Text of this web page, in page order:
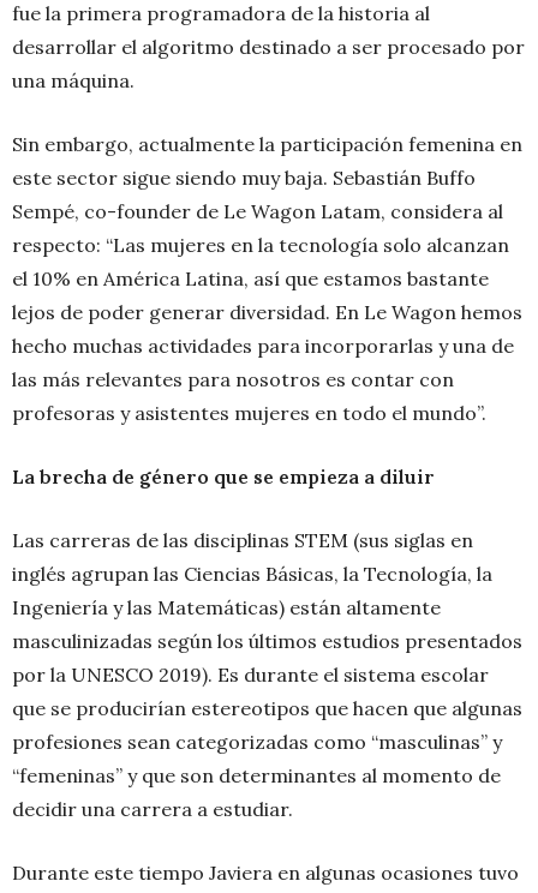
fue la primera programadora de la historia al
desarrollar el algoritmo destinado a ser procesado por
una máquina.
Sin embargo, actualmente la participación femenina en
este sector sigue siendo muy baja. Sebastián Buffo
Sempé, co-founder de Le Wagon Latam, considera al
respecto: “Las mujeres en la tecnología solo alcanzan
el 10% en América Latina, así que estamos bastante
lejos de poder generar diversidad. En Le Wagon hemos
hecho muchas actividades para incorporarlas y una de
las más relevantes para nosotros es contar con
profesoras y asistentes mujeres en todo el mundo”.
La brecha de género que se empieza a diluir
Las carreras de las disciplinas STEM (sus siglas en
inglés agrupan las Ciencias Básicas, la Tecnología, la
Ingeniería y las Matemáticas) están altamente
masculinizadas según los últimos estudios presentados
por la UNESCO 2019). Es durante el sistema escolar
que se producirían estereotipos que hacen que algunas
profesiones sean categorizadas como “masculinas” y
“femeninas” y que son determinantes al momento de
decidir una carrera a estudiar.
Durante este tiempo Javiera en algunas ocasiones tuvo